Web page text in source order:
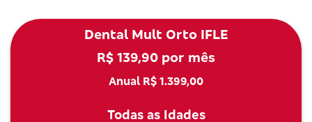
Dental Mult Orto IFLE
R$ 139,90 por mês
Anual R$ 1.399,00
Todas as Idades